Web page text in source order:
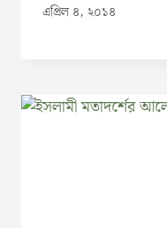
এপ্রিল ৪, ২০১৪